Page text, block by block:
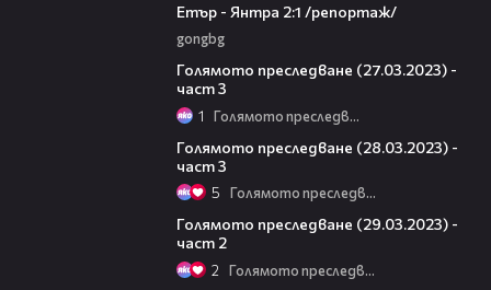
Етър - Янтра 2:1 /репортаж/
gongbg
Голямото преследване (27.03.2023) -
част 3
1 Голямото преследване
Голямото преследване (28.03.2023) -
част 3
5 Голямото преследване
Голямото преследване (29.03.2023) -
част 2
2 Голямото преследване